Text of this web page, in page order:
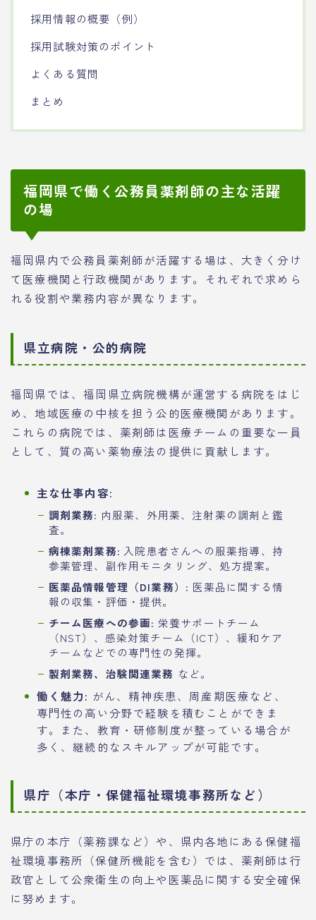
採用情報の概要（例）
採用試験対策のポイント
よくある質問
まとめ
福岡県で働く公務員薬剤師の主な活躍
の場
福岡県内で公務員薬剤師が活躍する場は、大きく分け
て医療機関と行政機関があります。それぞれで求めら
れる役割や業務内容が異なります。
県立病院・公的病院
福岡県では、福岡県立病院機構が運営する病院をはじ
め、地域医療の中核を担う公的医療機関があります。
これらの病院では、薬剤師は医療チームの重要な一員
として、質の高い薬物療法の提供に貢献します。
主な仕事内容:
調剤業務: 内服薬、外用薬、注射薬の調剤と鑑
査。
病棟薬剤業務: 入院患者さんへの服薬指導、持
参薬管理、副作用モニタリング、処方提案。
医薬品情報管理（DI業務）: 医薬品に関する情
報の収集・評価・提供。
チーム医療への参画: 栄養サポートチーム
（NST）、感染対策チーム（ICT）、緩和ケア
チームなどでの専門性の発揮。
製剤業務、治験関連業務 など。
働く魅力: がん、精神疾患、周産期医療など、
専門性の高い分野で経験を積むことができま
す。また、教育・研修制度が整っている場合が
多く、継続的なスキルアップが可能です。
県庁（本庁・保健福祉環境事務所など）
県庁の本庁（薬務課など）や、県内各地にある保健福
祉環境事務所（保健所機能を含む）では、薬剤師は行
政官として公衆衛生の向上や医薬品に関する安全確保
に努めます。